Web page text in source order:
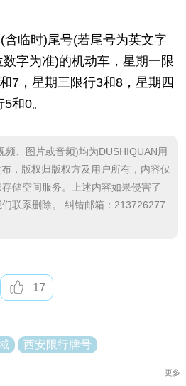
含临时)尾号(若尾号为英文字
字为准)的机动车，星期一限
7，星期三限行3和8，星期四
和0。
频、图片或音频)均为DUSHIQUAN用
，版权归版权方及用户所有，内容仅
储空间服务。上述内容如果侵害了
联系删除。 纠错邮箱：213726277
17
西安限行牌号
更多